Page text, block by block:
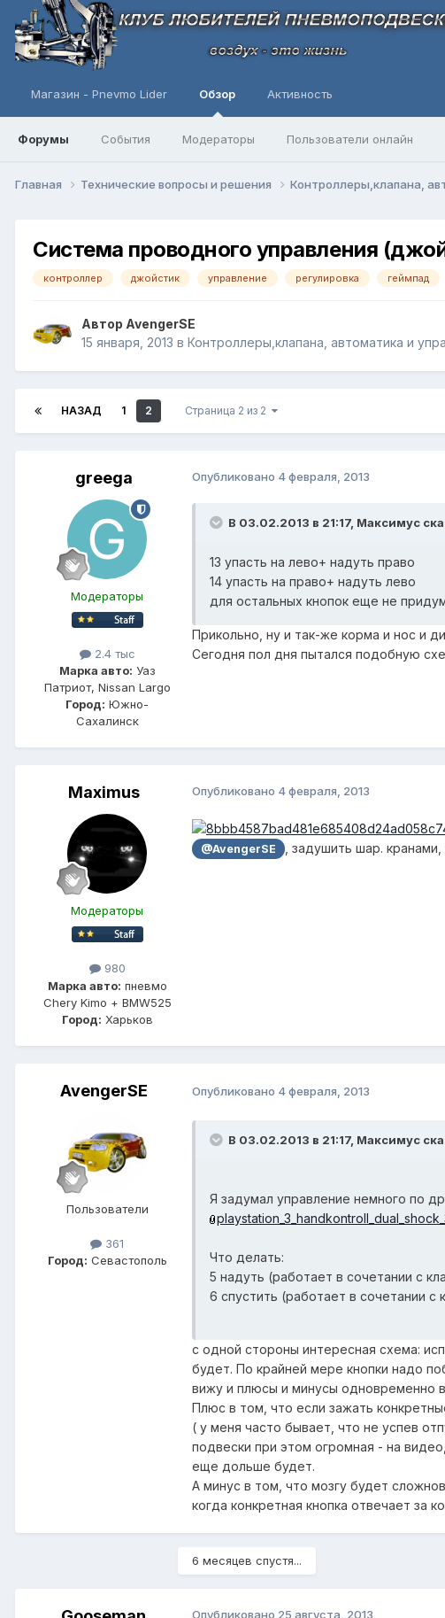
Магазин - Pnevmo Lider Обзор
Форумы События Модераторы Пользователи онлайн
Активность
Главная Технические вопросы и решения Контроллеры,клапана,
Система проводного управления
контроллер джойстик управление регулировка геймпад
Автор AvengerSE
15 января, 2013 в Контроллеры,клапана, автоматика и
НАЗАД 1 2 Страница 2 из 2
greega
Модераторы
2.4 тыс
Марка авто: Уаз
Патриот, Nissan Largo
Город: Южно-
Сахалинск
Опубликовано 4 февраля, 2013
В 03.02.2013 в 21:17, Максимус
13 упасть на лево+ надуть право
14 упасть на право+ надуть лево
для остальных кнопок еще не
Прикольно, ну и так-же корма и нос и
Сегодня пол дня пытался подобную
Maximus
Модераторы
980
Марка авто: пневмо
Chery Kimo + BMW525
Город: Харьков
Опубликовано 4 февраля, 2013
@AvengerSE , задушить шар.
AvengerSE
Пользователи
361
Город: Севастополь
Опубликовано 4 февраля, 2013
В 03.02.2013 в 21:17, Максимус
Я задумал управление немного по
Что делать:
5 надуть (работает в сочетании с
6 спустить (работает в сочетании
с одной стороны интересная схема:
будет. По крайней мере кнопки надо
вижу и плюсы и минусы одновременно
Плюс в том, что если зажать
( у меня часто бывает, что не успев
подвески при этом огромная - на
еще дольше будет.
А минус в том, что мозгу будет
когда конкретная кнопка отвечает за
6 месяцев спустя...
Опубликовано 25 августа, 2013